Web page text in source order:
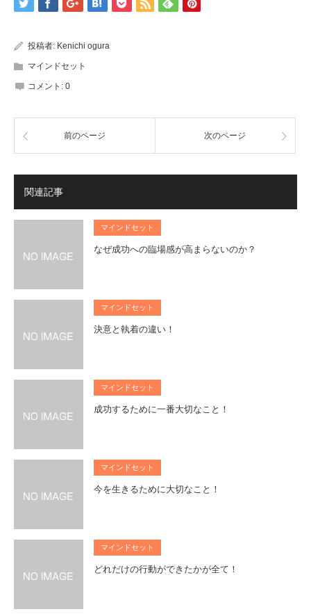
投稿者: Kenichi ogura
マインドセット
コメント: 0
前のページ 次のページ
関連記事
マインドセット
なぜ成功への臨場感が高まらないのか？
マインドセット
決意と執着の違い！
マインドセット
成功するために一番大切なこと！
マインドセット
今を生きるために大切なこと！
マインドセット
どれだけの行動ができたかが全て！